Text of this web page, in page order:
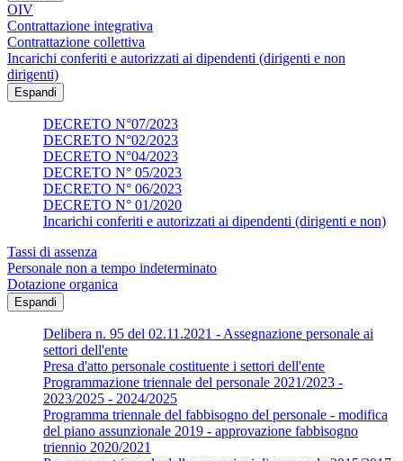
OIV
Contrattazione integrativa
Contrattazione collettiva
Incarichi conferiti e autorizzati ai dipendenti (dirigenti e non
dirigenti)
Espandi
DECRETO N°07/2023
DECRETO N°02/2023
DECRETO N°04/2023
DECRETO N° 05/2023
DECRETO N° 06/2023
DECRETO N° 01/2020
Incarichi conferiti e autorizzati ai dipendenti (dirigenti e non)
Tassi di assenza
Personale non a tempo indeterminato
Dotazione organica
Espandi
Delibera n. 95 del 02.11.2021 - Assegnazione personale ai
settori dell'ente
Presa d'atto personale costituente i settori dell'ente
Programmazione triennale del personale 2021/2023 -
2023/2025 - 2024/2025
Programma triennale del fabbisogno del personale - modifica
del piano assunzionale 2019 - approvazione fabbisogno
triennio 2020/2021